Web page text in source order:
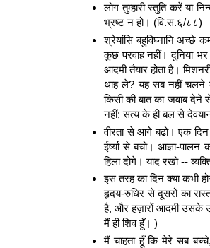
लोग तुम्हारी स्तुति करें या
भ्रष्ट न हो। (वि.स.६/८८)
श्रेयांसि बहुविघ्नानि अच्छे
कुछ परवाह नहीं। दुनिया
आदमी तैयार होता है।
थाह ले? यह सब नहीं चलने
किसी की बात का जवाब देने
नहीं; सत्य के ही बल से देवयान
वीरता से आगे बढो। एक
ईर्ष्या से बचो। आज्ञा-
हिला दोगे। याद रखो --
इस तरह का दिन क्या कभी
हृदय-रुधिर से दूसरों का
है, और हज़ारों आदमी उसके
मैं ही शिव हूँ। )
मैं चाहता हूँ कि मेरे सब